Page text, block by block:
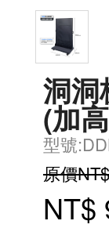
洞洞
(加
型號
原價
NT$